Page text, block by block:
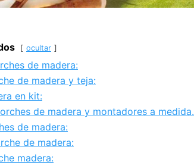
ocultar
de madera:
de madera y teja:
en kit:
de madera y montadores a medida.
de madera:
de madera:
madera: